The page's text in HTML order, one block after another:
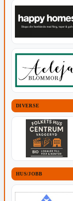
DIVERSE
HUS/JOBB